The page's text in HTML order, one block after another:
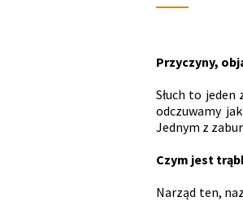
Przyczyny,
Słuch to jeden
odczuwamy
Jednym z
Czym jest
Narząd ten,